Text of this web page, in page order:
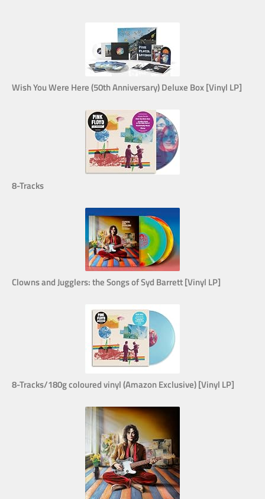
Wish You Were Here (50th Anniversary) Deluxe Box [Vinyl LP]
8-Tracks
Clowns and Jugglers: the Songs of Syd Barrett [Vinyl LP]
8-Tracks/180g coloured vinyl (Amazon Exclusive) [Vinyl LP]